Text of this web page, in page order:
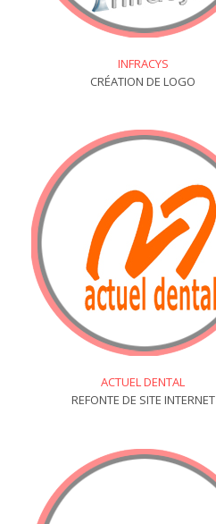
INFRACYS
CRÉATION DE LOGO
ACTUEL DENTAL
REFONTE DE SITE INTERNET